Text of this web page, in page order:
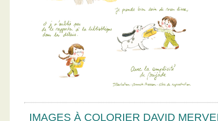
IMAGES À COLORIER DAVID